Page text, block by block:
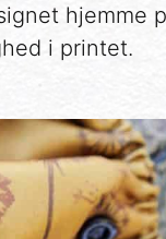
hjemme
i printet.